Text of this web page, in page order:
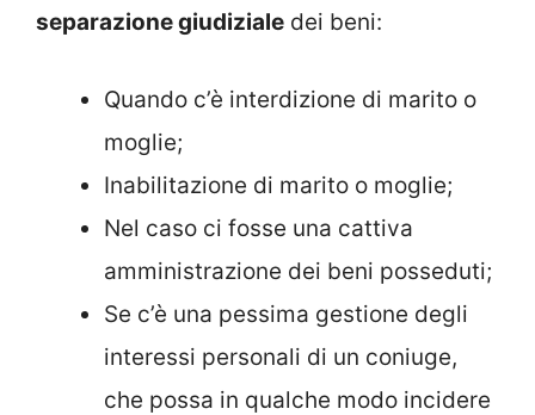
separazione giudiziale dei beni:
Quando c’è interdizione di marito o
moglie;
Inabilitazione di marito o moglie;
Nel caso ci fosse una cattiva
amministrazione dei beni posseduti;
Se c’è una pessima gestione degli
interessi personali di un coniuge,
che possa in qualche modo incidere